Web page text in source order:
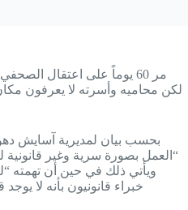
مر 60 يوماً على اعتقال
لكن محاميه وأسرته لا يعرفون مكان
بحسب بيان لمديرية آسايش
“العمل بصورة سرية وغير
ويأتي ذلك في حين أن تهمته
خبراء قانونيون بأنه لا